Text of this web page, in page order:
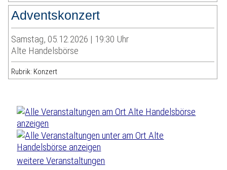
Adventskonzert
Samstag, 05.12.2026 | 19:30 Uhr
Alte Handelsbörse
Rubrik: Konzert
weitere Veranstaltungen